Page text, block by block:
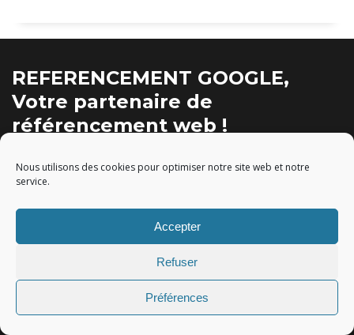
Nous utilisons des cookies pour optimiser notre site web et notre
service.
Accepter
Refuser
Préférences
REFERENCEMENT GOOGLE,
Votre partenaire de
référencement web !
un désir de battre la concurrence ? Contactez-